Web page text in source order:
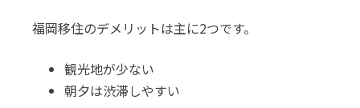
福岡移住のデメリットは主に2つです。
観光地が少ない
朝夕は渋滞しやすい